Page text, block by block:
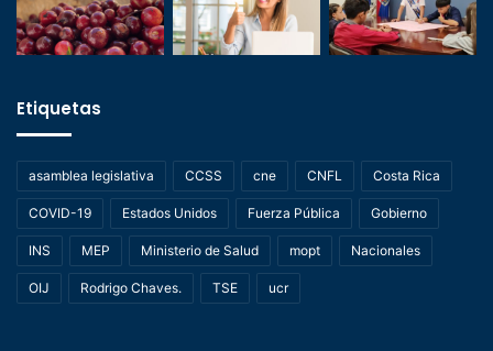
Etiquetas
asamblea legislativa CCSS cne CNFL Costa Rica
COVID-19 Estados Unidos Fuerza Pública Gobierno
INS MEP Ministerio de Salud mopt Nacionales
OIJ Rodrigo Chaves. TSE ucr